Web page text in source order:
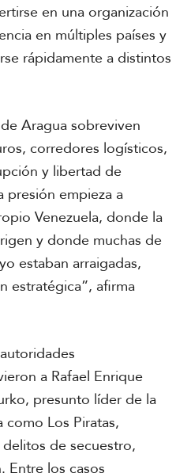
en una organización
en múltiples países y
rápidamente a distintos
Aragua sobreviven
corredores logísticos,
y libertad de
presión empieza a
Venezuela, donde la
y donde muchas de
estaban arraigadas,
estratégica”, afirma
a Rafael Enrique
presunto líder de la
Los Piratas,
de secuestro,
Entre los casos